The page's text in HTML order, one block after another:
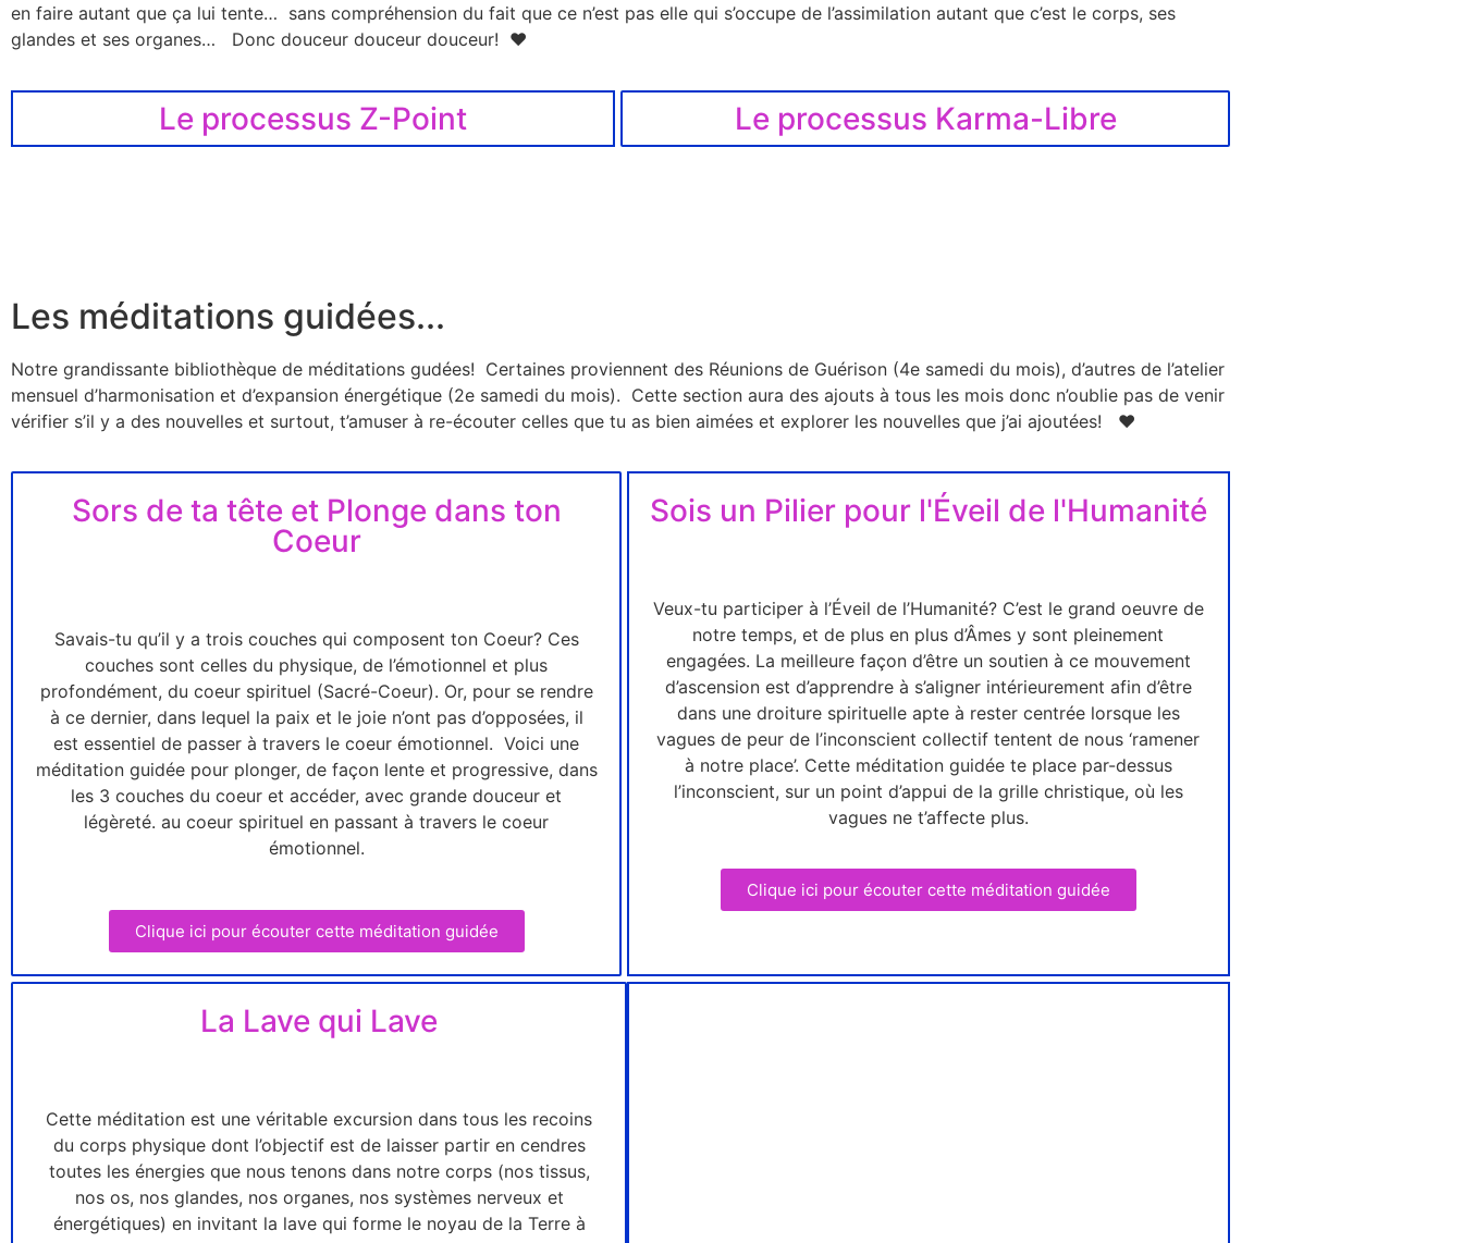
en faire autant que ça lui tente… sans compréhension du fait que ce n’est pas elle qui s’occupe de l’assimilation autant que c’est le corps, ses
glandes et ses organes… Donc douceur douceur douceur! ♥
Le processus Z-Point Le processus Karma-Libre
Les méditations guidées...
Notre grandissante bibliothèque de méditations gudées! Certaines proviennent des Réunions de Guérison (4e samedi du mois), d’autres de l’atelier
mensuel d’harmonisation et d’expansion énergétique (2e samedi du mois). Cette section aura des ajouts à tous les mois donc n’oublie pas de venir
vérifier s’il y a des nouvelles et surtout, t’amuser à re-écouter celles que tu as bien aimées et explorer les nouvelles que j’ai ajoutées! ♥
Sors de ta tête et Plonge dans ton
Coeur
Savais-tu qu’il y a trois couches qui composent ton Coeur? Ces
couches sont celles du physique, de l’émotionnel et plus
profondément, du coeur spirituel (Sacré-Coeur). Or, pour se rendre
à ce dernier, dans lequel la paix et le joie n’ont pas d’opposées, il
est essentiel de passer à travers le coeur émotionnel. Voici une
méditation guidée pour plonger, de façon lente et progressive, dans
les 3 couches du coeur et accéder, avec grande douceur et
légèreté. au coeur spirituel en passant à travers le coeur
émotionnel.
Clique ici pour écouter cette méditation guidée
Sois un Pilier pour l'Éveil de l'Humanité
Veux-tu participer à l’Éveil de l’Humanité? C’est le grand oeuvre de
notre temps, et de plus en plus d’Âmes y sont pleinement
engagées. La meilleure façon d’être un soutien à ce mouvement
d’ascension est d’apprendre à s’aligner intérieurement afin d’être
dans une droiture spirituelle apte à rester centrée lorsque les
vagues de peur de l’inconscient collectif tentent de nous ‘ramener
à notre place’. Cette méditation guidée te place par-dessus
l’inconscient, sur un point d’appui de la grille christique, où les
vagues ne t’affecte plus.
Clique ici pour écouter cette méditation guidée
La Lave qui Lave
Cette méditation est une véritable excursion dans tous les recoins
du corps physique dont l’objectif est de laisser partir en cendres
toutes les énergies que nous tenons dans notre corps (nos tissus,
nos os, nos glandes, nos organes, nos systèmes nerveux et
énergétiques) en invitant la lave qui forme le noyau de la Terre à